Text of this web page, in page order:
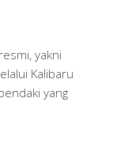
yakni
Kalibaru
yang